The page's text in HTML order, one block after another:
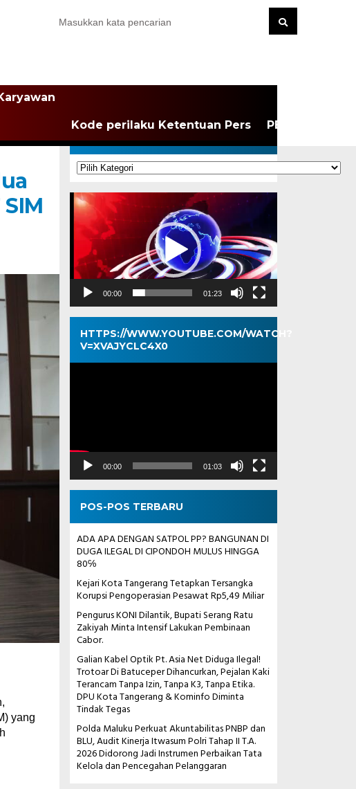
Kode perilaku Ketentuan Pers PEDOMAN
yang
KATEGORI
Kategori
Pemutar
Video
00:00 01:23
HTTPS://WWW.YOUTUBE.COM/WATCH?
V=XVAJYCLC4X0
Pemutar
00:00 01:03
POS-POS TERBARU
ADA APA DENGAN SATPOL PP? BANGUNAN DI
DUGA ILEGAL DI CIPONDOH MULUS HINGGA
80℅
Kejari Kota Tangerang Tetapkan Tersangka
Korupsi Pengoperasian Pesawat Rp5,49 Miliar
Pengurus KONI Dilantik, Bupati Serang Ratu
Zakiyah Minta Intensif Lakukan Pembinaan
Cabor.
Galian Kabel Optik Pt. Asia Net Diduga Ilegal!
Trotoar Di Batuceper Dihancurkan, Pejalan Kaki
Terancam Tanpa Izin, Tanpa K3, Tanpa Etika.
DPU Kota Tangerang & Kominfo Diminta
Tindak Tegas
Polda Maluku Perkuat Akuntabilitas PNBP dan
BLU, Audit Kinerja Itwasum Polri Tahap II T.A.
2026 Didorong Jadi Instrumen Perbaikan Tata
Kelola dan Pencegahan Pelanggaran